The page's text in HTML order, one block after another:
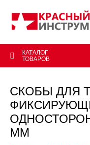
КАТАЛОГ
ТОВАРОВ
СКОБЫ ДЛЯ
ММ